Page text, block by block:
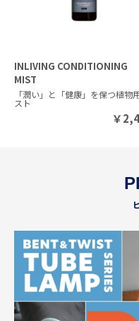
INLIVING CONDITIONING
MIST
「潤い」と「健康」を保つ植物
スト
￥